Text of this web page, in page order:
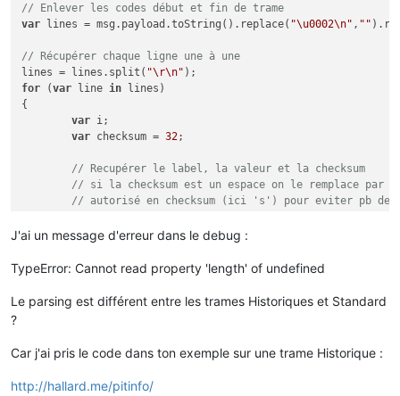
EASD01	005110053	/
EASD02	005783265	E
EASD04	000000000 #
EAIT	000038838 #
ERQ1	000007904	O
ERQ2	000007294	R
PCOUP	09 "
SMAXSN	E210424063606	01899	G
SINSTI	00000	<
SMAXIN-1	E210423134052	00634	F
CCAIN	E210424090000	00000	$
CCAIN-1	E210424083000	00000	D
UMOY1	E210424091000	234	+
// Enlever les codes début et fin de trame
var lines = msg.payload.toString().replace( "\u0002\n" , ""
// Récupérer chaque ligne une à une
lines = lines.split( "\r\n"
for (var line in lines)
{
var i;
var checksum = 32;
// Recupérer le label, la valeur et la checksum
// si la checksum est un espace on le remplace par
// autorisé en checksum (ici 's') pour eviter pb de
var myline = lines[line].toString().replace(
// on dépile nos 3 valeurs
var
value = myline.pop();
if (check == "s" ) check = " " ;
J'ai un message d'erreur dans le debug :
TypeError: Cannot read property 'length' of undefined
Le parsing est différent entre les trames Historiques et Standard
?
Car j'ai pris le code dans ton exemple sur une trame Historique :
http://hallard.me/pitinfo/